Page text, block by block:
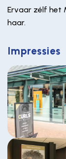
Ervaar zélf het
haar.
Impressies